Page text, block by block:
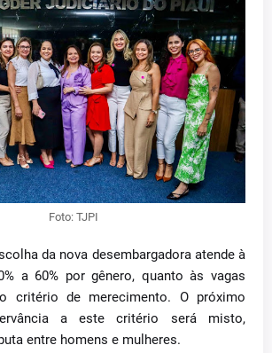
Foto: TJPI
da nova desembargadora atende à
a 60% por gênero, quanto às vagas
critério de merecimento. O próximo
a este critério será misto,
entre homens e mulheres.